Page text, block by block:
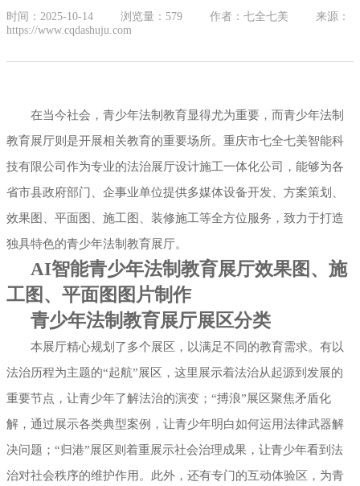
党性教育基地
禁毒教育基地设备
展厅幻影成像
关于我们
时间：2025-10-14 浏览量：579 作者：七全七美
来源：
https://www.cqdashuju.com
在当今社会，青少年法制教育显得尤为重要，而青少年法制
教育展厅则是开展相关教育的重要场所。重庆市七全七美智能科
技有限公司作为专业的法治展厅设计施工一体化公司，能够为各
省市县政府部门、企事业单位提供多媒体设备开发、方案策划、
效果图、平面图、施工图、装修施工等全方位服务，致力于打造
独具特色的青少年法制教育展厅。
AI智能青少年法制教育展厅效果图、施
工图、平面图图片制作
青少年法制教育展厅展区分类
本展厅精心规划了多个展区，以满足不同的教育需求。有以
法治历程为主题的“起航”展区，这里展示着法治从起源到发展的
重要节点，让青少年了解法治的演变；“搏浪”展区聚焦矛盾化
解，通过展示各类典型案例，让青少年明白如何运用法律武器解
决问题；“归港”展区则着重展示社会治理成果，让青少年看到法
治对社会秩序的维护作用。此外，还有专门的互动体验区，为青